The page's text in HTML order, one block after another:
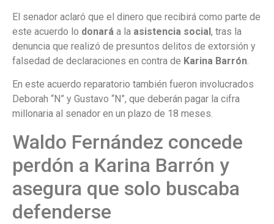
El senador aclaró que el dinero que recibirá como parte de
este acuerdo lo donará a la asistencia social, tras la
denuncia que realizó de presuntos delitos de extorsión y
falsedad de declaraciones en contra de Karina Barrón.
En este acuerdo reparatorio también fueron involucrados
Deborah “N” y Gustavo “N”, que deberán pagar la cifra
millonaria al senador en un plazo de 18 meses.
Waldo Fernández concede
perdón a Karina Barrón y
asegura que solo buscaba
defenderse